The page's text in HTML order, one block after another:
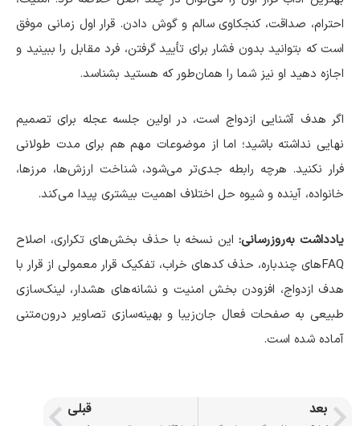
احترام، صداقت، کنجکاوی سالم و گوش دادن. قرار اول زمانی موفق
است که بتوانید بدون فشار برای تأیید گرفتن، فرد مقابل را ببینید و
اجازه دهید او نیز شما را همان‌طور که هستید بشناسد.
اگر هدف آشنایی ازدواج است، در اولین جلسه عجله برای تصمیم
نهایی نداشته باشید؛ اما از موضوعات مهم هم برای مدت طولانی
فرار نکنید. هرچه رابطه جدی‌تر می‌شود، شناخت ارزش‌ها، مرزها،
خانواده، آینده و شیوه حل اختلاف اهمیت بیشتری پیدا می‌کند.
یادداشت به‌روزرسانی:این نسخه با حذف بخش‌های تکراری، اصلاح
FAQهای چندباره، حذف کدهای خراب، تفکیک قرار معمولی از قرار با
هدف ازدواج، افزودن بخش امنیت و نشانه‌های هشدار، لینک‌سازی
طبیعی به صفحات فعال جان‌زیبا و بهینه‌سازی تصاویر درون‌متنی
آماده شده است.
بعد قبلی